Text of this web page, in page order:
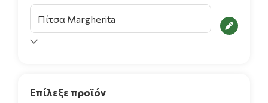
Επίλεξε προϊόν